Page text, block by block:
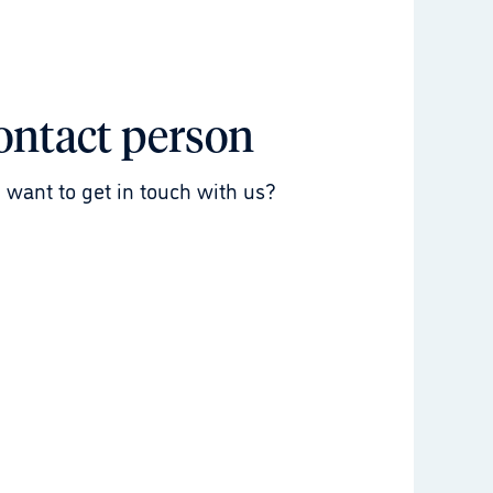
person
want to get in touch with us?